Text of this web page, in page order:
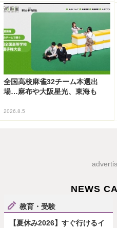
全国高校麻雀32チーム本選出
場…麻布や大阪星光、東海も
2026.8.5
NEWS
教育・受験
【夏休み2026】すぐ行けるイ